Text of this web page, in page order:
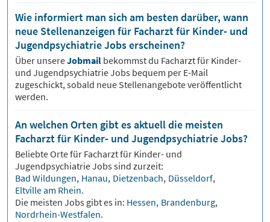
Wie informiert man sich am besten darüber, wann
neue Stellenanzeigen für Facharzt für Kinder- und
Jugendpsychiatrie Jobs erscheinen?
Über unsereJobmail bekommst du Facharzt für Kinder-
und JugendpsychiatrieJobs bequem per E-Mail
zugeschickt, sobald neue Stellenangebote veröffentlicht
werden.
An welchen Orten gibt es aktuell die meisten
Facharzt für Kinder- und Jugendpsychiatrie Jobs?
Beliebte Orte für Facharzt für Kinder- und
JugendpsychiatrieJobs sind zurzeit:
Bad Wildungen, Hanau, Dietzenbach, Düsseldorf,
Eltville am Rhein.
Die meisten Jobs gibt es in: Hessen, Brandenburg,
Nordrhein-Westfalen.